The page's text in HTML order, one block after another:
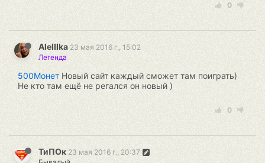
0
AleIIIka 23 мая 2016 г., 15:02
Легенда
500Монет Новый сайт каждый сможет там поиграть)
Не кто там ещё не регался он новый )
0
ТиПОк 23 мая 2016 г., 20:37